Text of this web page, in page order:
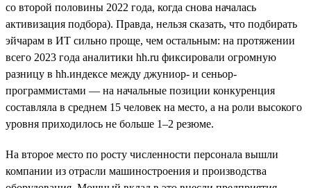
со второй половины 2022 года, когда снова началась
активизация подбора). Правда, нельзя сказать, что подбирать
эйчарам в ИТ сильно проще, чем остальным: на протяжении
всего 2023 года аналитики hh.ru фиксировали огромную
разницу в hh.индексе между джуниор- и сеньор-
программистами — на начальные позиции конкуренция
составляла в среднем 15 человек на место, а на роли высокого
уровня приходилось не больше 1–2 резюме.
На второе место по росту численности персонала вышли
компании из отрасли машиностроения и производства